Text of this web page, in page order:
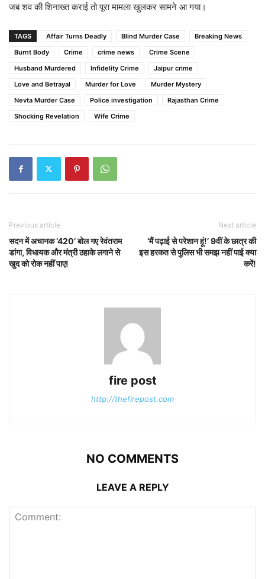
जब शव की शिनाख्त कराई तो पूरा मामला खुलकर सामने आ गया।
TAGS Affair Turns Deadly Blind Murder Case
Breaking News
Burnt Body
Crime crime news
Crime Scene
Husband Murdered
Infidelity Crime
Jaipur crime
Love and Betrayal
Murder for Love
Murder Mystery
Nevta Murder Case
Police investigation
Rajasthan Crime
Shocking Revelation
Wife Crime
Previous article
सदन में अचानक ‘420’ बोल गए रेवंतराम
डांगा, विधायक और मंत्री ठहाके लगाने से
खुद को रोक नहीं पाए!
Next article
‘मैं पढ़ाई से परेशान हूं!’ 9वीं के छात्र की
इस हरकत से पुलिस भी समझ नहीं पाई क्या
करें!
fire post
http://thefirepost.com
NO COMMENTS
LEAVE A REPLY